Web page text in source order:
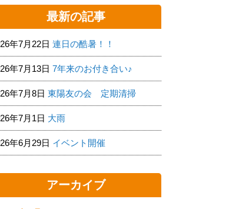
最新の記事
年7月22日 連日の酷暑！！
年7月13日 7年来のお付き合い♪
年7月8日 東陽友の会 定期清掃
年7月1日 大雨
年6月29日 イベント開催
アーカイブ